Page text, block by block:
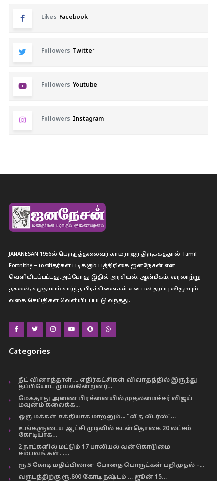
Likes Facebook
Followers Twitter
Followers Youtube
Followers Instagram
JANANESAN 1956ல் பெருந்த்தலைவர் காமராஜர் திருக்கத்தால் Tamil
Fortnithy – மனிதர்கள் படிக்கும் பத்திரிகை ஐனநேசன் என
வெளியிடப்பட்டது.அப்போது இதில் அரசியல், ஆன்மீகம், வரலாற்று
தகவல், சமுதாயம் சார்ந்த பிரச்சினைகள் என பல தரப்பு விரும்பும்
வகை செய்திகள் வெளியிடப்பட்டு வந்தது.
Categories
நீட் வினாத்தாள்…. எதிர்கட்சிகள் விவாதத்தில் இருந்து
தப்பியோட முயல்கின்றனர்…
மேகதாது அணை பிரச்னையில் முதலமைச்சர் விஜய்
மவுனம் கலைக்க…
ஒரு மக்கள் சக்தியாக மாறனும்… “வீ த லீடர்ஸ்”…
உங்களுடைய ஆட்சி முடிவில் கடன்தொகை 20 லட்சம்
கோடியாக…
2 நாட்களில் மட்டும் 17 பாலியல் வன்கொடுமை
சம்பவங்கள்……
ரூ.5 கோடி மதிப்பிலான போதை பொருட்கள் பறிமுதல் –…
வருடத்திற்கு ரூ.800 கோடி நஷ்டம் … ஜூன் 15…